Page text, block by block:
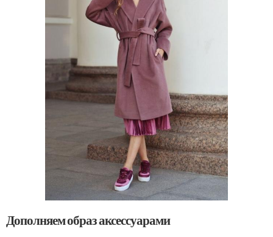
Дополняем образ аксессуарами